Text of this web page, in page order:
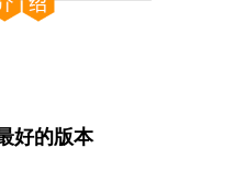
好的版本